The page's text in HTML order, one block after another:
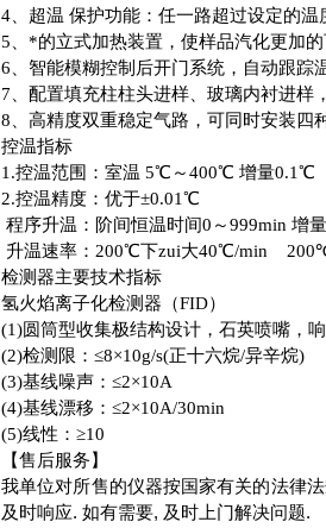
4、超温 保护功能：任一路超过设定的温
5、*的立式加热装置，使样品汽化更加
6、智能模糊控制后开门系统，自动跟踪
7、配置填充柱柱头进样、玻璃内衬进样
8、高精度双重稳定气路，可同时安装四
控温指标
1.控温范围：室温 5℃～400℃ 增量0.1℃
2.控温精度：优于±0.01℃
程序升温：阶间恒温时间0～999min 增
升温速率：200℃下zui大40℃/min
检测器主要技术指标
氢火焰离子化检测器（FID）
(1)圆筒型收集极结构设计，石英喷嘴，
(2)检测限：≤8×10g/s(正十六烷/异辛烷)
(3)基线噪声：≤2×10A
(4)基线漂移：≤2×10A/30min
(5)线性：≥10
【售后服务】
我单位对所售的仪器按国家有关的法律
及时响应. 如有需要, 及时上门解决问题.